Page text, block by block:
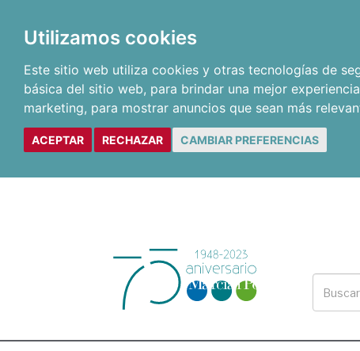
Utilizamos cookies
Este sitio web utiliza cookies y otras tecnologías de
básica del sitio web, para brindar una mejor
marketing, para mostrar anuncios que sean más
ACEPTAR RECHAZAR CAMBIAR PREFERENCIAS